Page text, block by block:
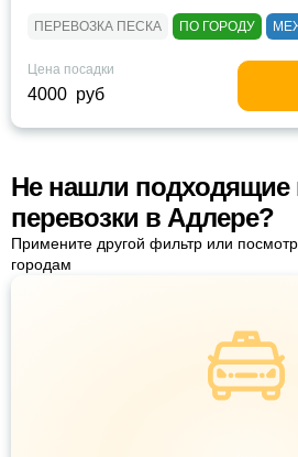
ПЕРЕВОЗКА ПЕСКА ПО ГОРОДУ
Цена посадки
4000 руб
Не нашли подходящие
перевозки в Адлере?
Примените другой фильтр или
городам